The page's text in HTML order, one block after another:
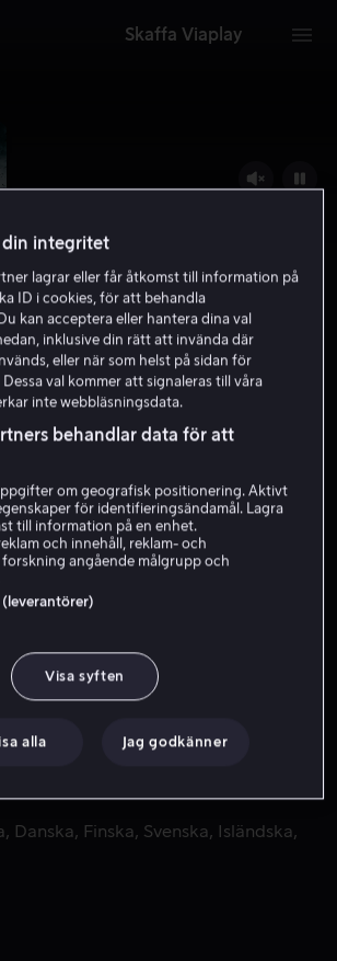
Skaffa Viaplay
and the Huntsman
Action 2012 2 h 1 min
11 år
Skaffa Viaplay
i landet som är vackrare än den
i landet som är vackrare än den
att gör allt för att förgöra Snövit.
Ian McShane Visa fler
Danska Finska Svenska
Isländska
din integritet
lagrar eller får åtkomst till information på
ID i cookies, för att behandla
kan acceptera eller hantera dina val
inklusive din rätt att invända där
eller när som helst på sidan för
val kommer att signaleras till våra
inte webbläsningsdata.
behandlar data för att
om geografisk positionering. Aktivt
för identifieringsändamål. Lagra
till information på en enhet.
och innehåll, reklam- och
angående målgrupp och
Visa syften
alla Jag godkänner